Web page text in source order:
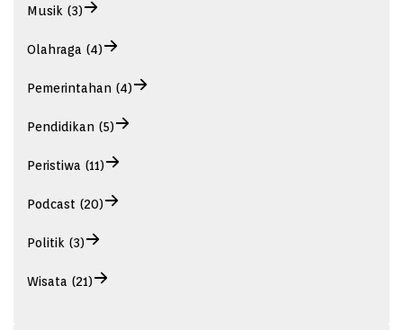
Musik (3)
Olahraga (4)
Pemerintahan (4)
Pendidikan (5)
Peristiwa (11)
Podcast (20)
Politik (3)
Wisata (21)